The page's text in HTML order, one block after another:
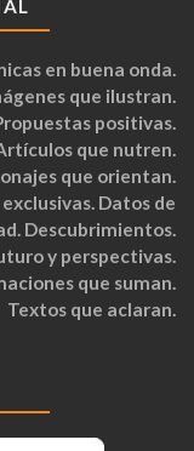
en buena onda.
que ilustran.
positivas.
que nutren.
que orientan.
Datos de
Descubrimientos.
y perspectivas.
que suman.
Textos que aclaran.